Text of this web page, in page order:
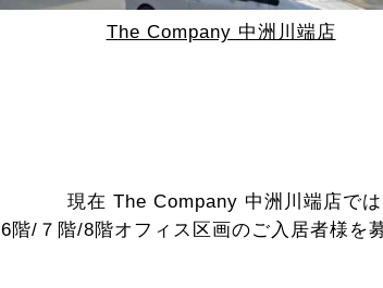
The Company 中洲川端店
現在 The Company 中洲川端店では
6階/７階/8階オフィス区画のご入居者様を